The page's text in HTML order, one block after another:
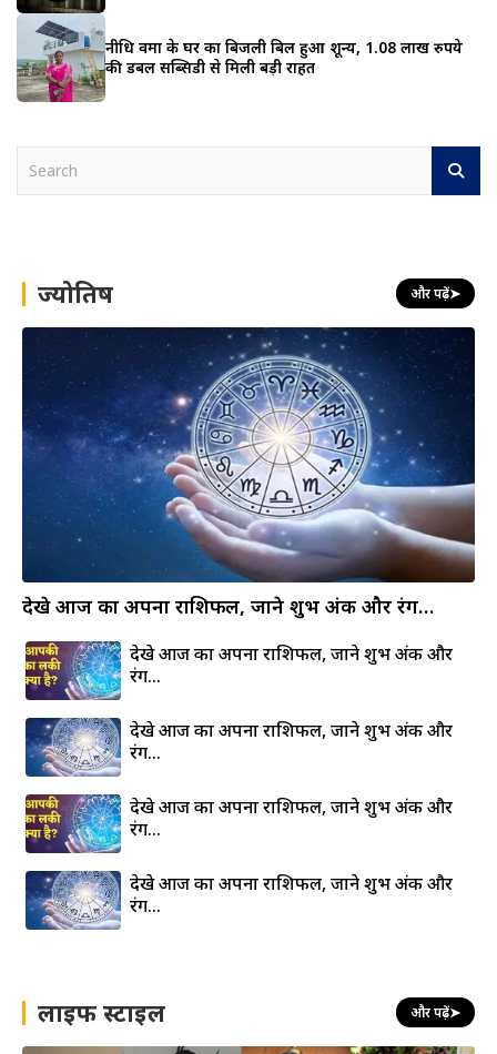
नीधि वर्मा के घर का बिजली बिल हुआ शून्य, 1.08 लाख रुपये
की डबल सब्सिडी से मिली बड़ी राहत
h ज्योतिष और पढ़ें➤
देखे आज का अपना राशिफल, जाने शुभ अंक और रंग…
देखे आज का अपना राशिफल, जाने शुभ अंक और
रंग…
देखे आज का अपना राशिफल, जाने शुभ अंक और
रंग…
देखे आज का अपना राशिफल, जाने शुभ अंक और
रंग…
देखे आज का अपना राशिफल, जाने शुभ अंक और
रंग…
लाइफ स्टाइल और पढ़ें➤